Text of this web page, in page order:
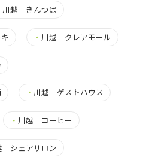
川越 きんつば
・ 川越 クレアモール
・ 川越 ゲストハウス
・ 川越 コーヒー
シェアサロン